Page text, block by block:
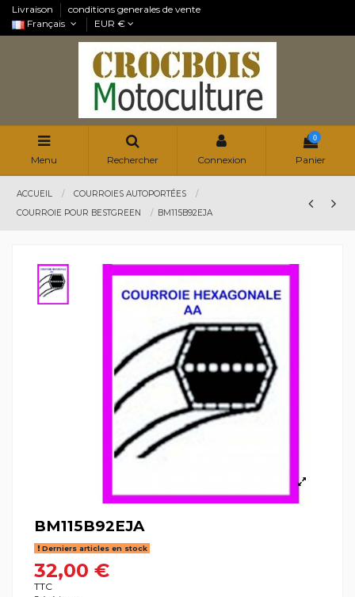
Livraison
conditions generales de vente
Français
EUR €
Menu Rechercher Connexion
0
Panier
ACCUEIL
COURROIES AUTOPORTÉES
COURROIE POUR BESTGREEN
BM115B92EJA
BM115B92EJA
Derniers articles en stock
32,00 €
TTC